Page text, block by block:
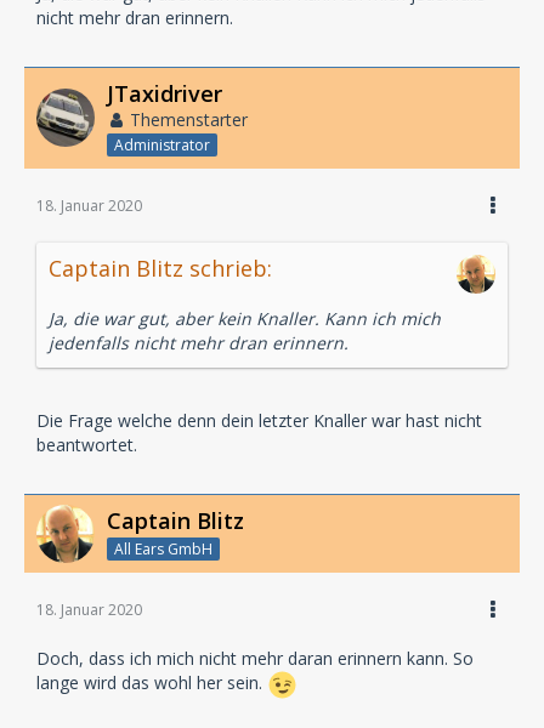
nicht mehr dran erinnern.
JTaxidriver
Themenstarter
Administrator
18. Januar 2020
Captain Blitz schrieb:
Ja, die war gut, aber kein Knaller. Kann ich mich
jedenfalls nicht mehr dran erinnern.
Die Frage welche denn dein letzter Knaller war hast nicht
beantwortet.
Captain Blitz
All Ears GmbH
18. Januar 2020
Doch, dass ich mich nicht mehr daran erinnern kann. So
lange wird das wohl her sein.